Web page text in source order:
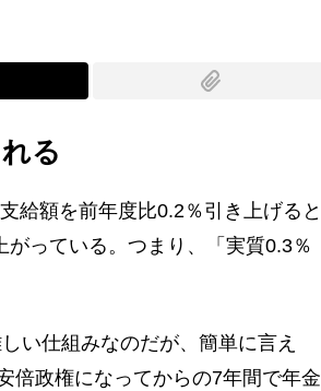
る
給額を前年度比0.2％引き上げると
っている。つまり、「実質0.3％
い仕組みなのだが、簡単に言え
倍政権になってからの7年間で年金